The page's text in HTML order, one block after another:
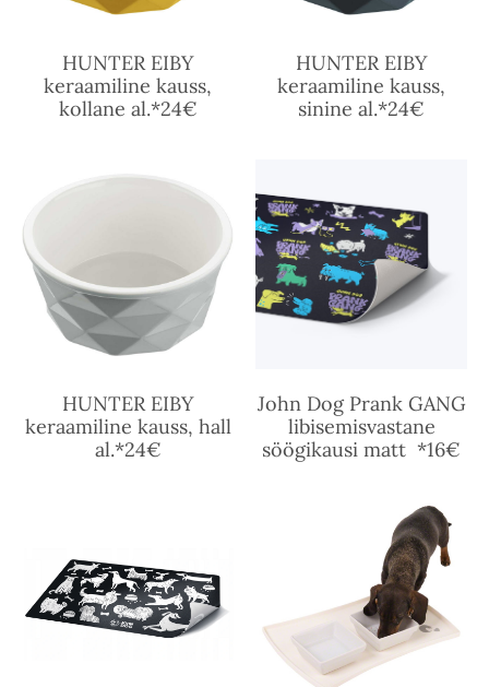
HUNTER EIBY
keraamiline kauss,
kollane al.*24€
HUNTER EIBY
keraamiline kauss,
sinine al.*24€
HUNTER EIBY
keraamiline kauss, hall
al.*24€
John Dog Prank GANG
libisemisvastane
söögikausi matt *16€